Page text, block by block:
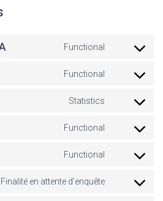
Functional
Consent
service
recaptcha
Functional
Consent
service
Statistics
Consent
service
Functional
Consent
service
Functional
Consent
service
Finalité en attente d’enquête
Consent